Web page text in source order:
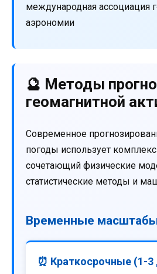
международная ассоциация
аэрономии
🔮 Методы
геомагнитной
Современное
погоды использует
сочетающий физические
статистические методы и
Временные
⏰ Краткосрочные (1-3